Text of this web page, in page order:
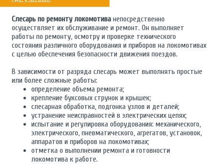
Слесарь по ремонту локомотива непосредственно
осуществляет их обслуживание и ремонт. Он выполняет
работы по ремонту, осмотру и проверке технического
состояния различного оборудования и приборов на локомотивах
с целью обеспечения безопасности движения поездов.
В зависимости от разряда слесарь может выполнять простые
или более сложные работы:
определение объема ремонта;
крепление буксовых струнок и крышек;
слесарная обработка, подгонка узлов и деталей;
устранение неисправностей в электрических цепях;
испытание и регулировка оборудования: механического,
электрического, пневматического, агрегатов, установок,
аппаратов и приборов на локомотивах;
отметка о выполнении ремонта и готовности
локомотива к работе.